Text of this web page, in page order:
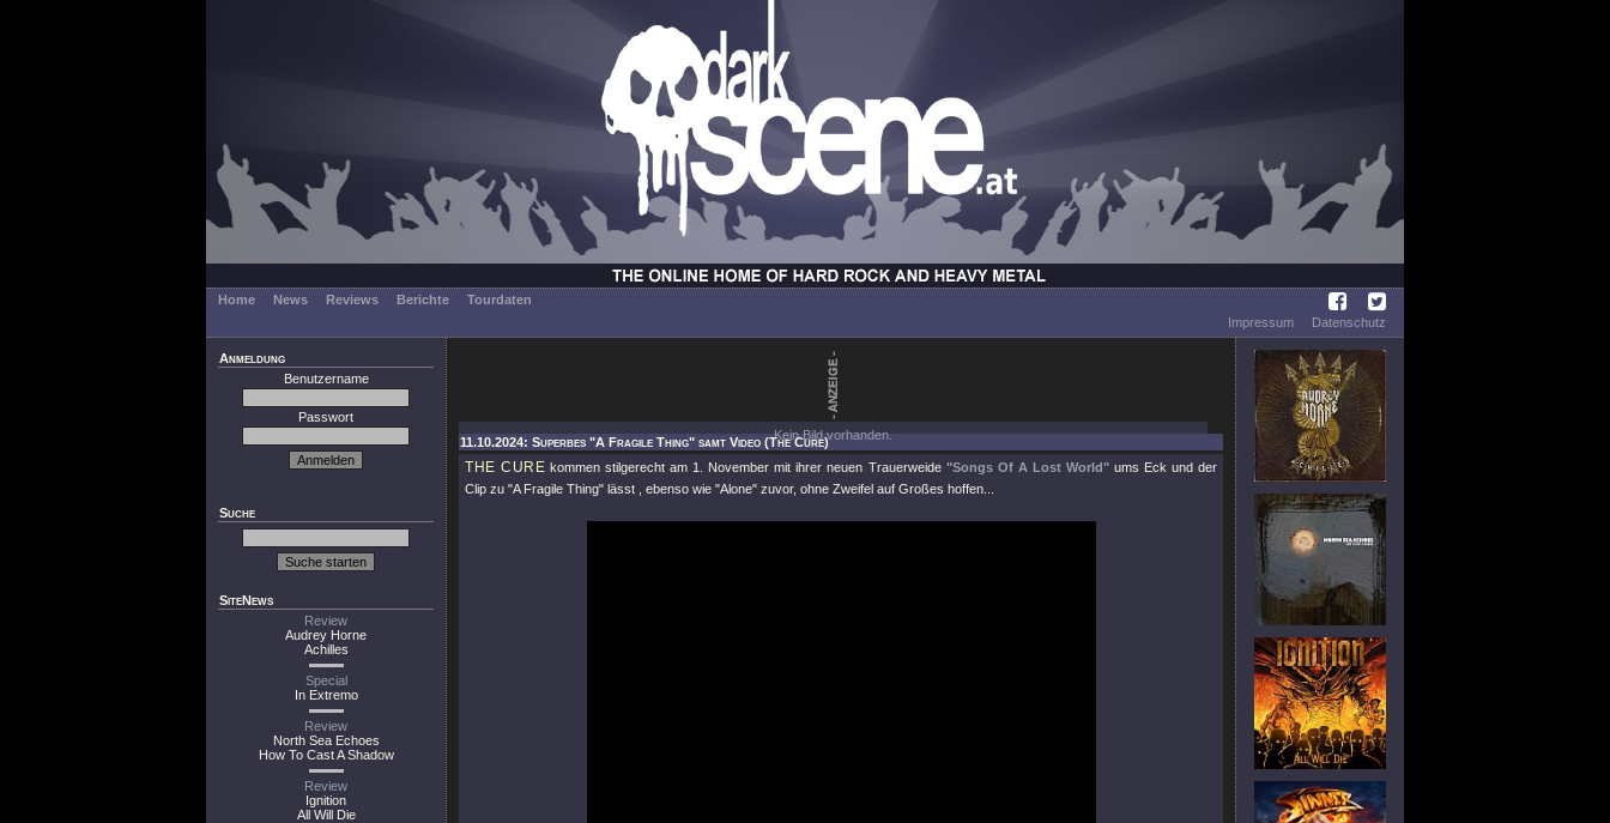
Home News Reviews Berichte
Tourdaten
Impressum
Datenschutz
Anmeldung
Benutzername
Passwort
Suche
SiteNews
Review
Audrey Horne
Achilles
Special
In Extremo
Review
North Sea Echoes
How To Cast A Shadow
Review
Ignition
All Will Die
Kein Bild vorhanden.
11.10.2024: Superbes "A Fragile Thing" samt Video (The Cure)
THE CURE kommen stilgerecht am 1. November mit ihrer neuen Trauerweide "Songs Of A Lost World"ums Eck und der
Clip zu "A Fragile Thing" lässt , ebenso wie "Alone" zuvor, ohne Zweifel auf Großes hoffen...